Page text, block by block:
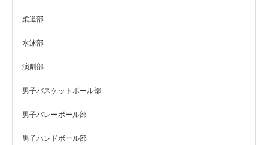
柔道部
水泳部
演劇部
男子バスケットボール部
男子バレーボール部
男子ハンドボール部